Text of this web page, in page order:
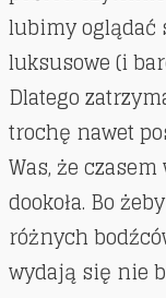
lubimy oglądać
luksusowe (i
Dlatego
trochę nawet
Was, że
dookoła. Bo
różnych
wydają się nie